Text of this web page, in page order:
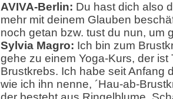
AVIVA-Berlin: Du hast dich also
mehr mit deinem Glauben
noch getan bzw. tust du nun, um
Sylvia Magro: Ich bin zum
gehe zu einem Yoga-Kurs, der ist
Brustkrebs. Ich habe seit Anfang
wie ich ihn nenne, ´Hau-ab-